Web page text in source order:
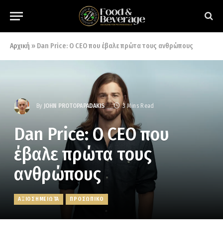
Αρχική » Dan Price: Ο CEO που έβαλε πρώτα τους ανθρώπους
By JOHN PROTOPAPADAKIS 3 Mins Read
Dan Price: Ο CEO που
έβαλε πρώτα τους
ανθρώπους
ΑΞΙΟΣΗΜΕΙΩΤΑ ΠΡΟΣΩΠΙΚΟ